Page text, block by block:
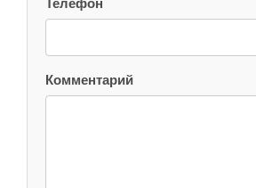
Телефон
Комментарий